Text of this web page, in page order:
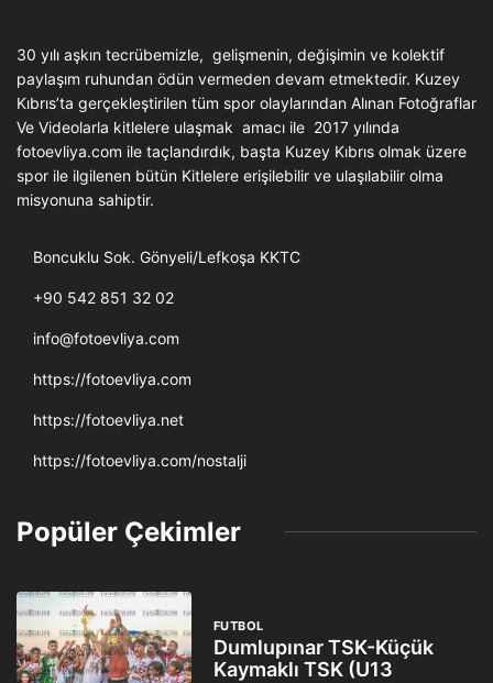
30 yılı aşkın tecrübemizle, gelişmenin, değişimin ve kolektif
paylaşım ruhundan ödün vermeden devam etmektedir. Kuzey
Kıbrıs’ta gerçekleştirilen tüm spor olaylarından Alınan Fotoğraflar
Ve Videolarla kitlelere ulaşmak amacı ile 2017 yılında
fotoevliya.com ile taçlandırdık, başta Kuzey Kıbrıs olmak üzere
spor ile ilgilenen bütün Kitlelere erişilebilir ve ulaşılabilir olma
misyonuna sahiptir.
Boncuklu Sok. Gönyeli/Lefkoşa KKTC
+90 542 851 32 02
info@fotoevliya.com
https://fotoevliya.com
https://fotoevliya.net
https://fotoevliya.com/nostalji
Popüler Çekimler
FUTBOL
Dumlupınar TSK-Küçük
Kaymaklı TSK (U13